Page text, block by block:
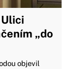
„do
objevil